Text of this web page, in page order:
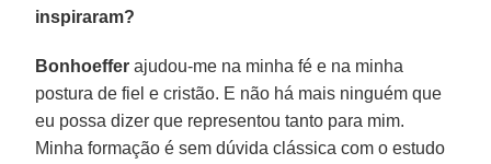
inspiraram?
Bonhoeffer ajudou-me na minha fé e na minha
postura de fiel e cristão. E não há mais ninguém que
eu possa dizer que representou tanto para mim.
Minha formação é sem dúvida clássica com o estudo